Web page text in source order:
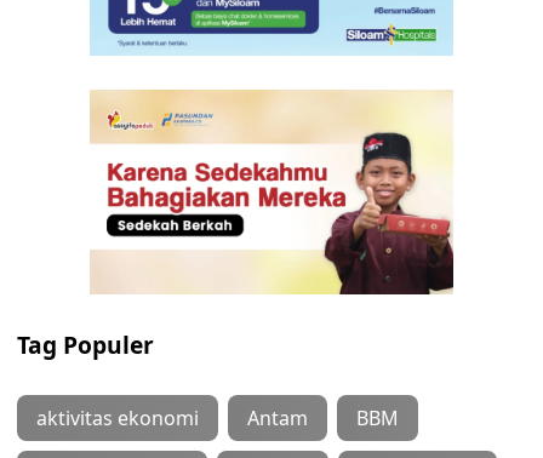
Tag Populer
aktivitas ekonomi Antam BBM